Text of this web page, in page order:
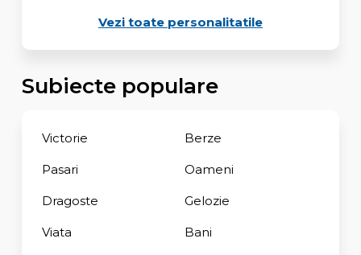
Vezi toate personalitatile
Subiecte populare
Victorie Berze
Pasari Oameni
Dragoste Gelozie
Viata Bani